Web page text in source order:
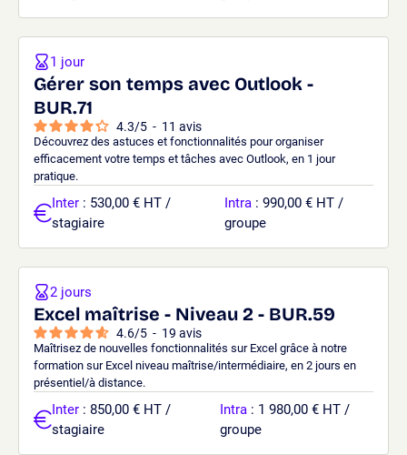
Gérer son temps avec Outlook -
BUR.71
4.3/5 - 11 avis
Découvrez des astuces et fonctionnalités pour organiser
efficacement votre temps et tâches avec Outlook, en 1 jour
pratique.
1 jour
Inter : 530,00 € HT /
stagiaire
Intra : 990,00 € HT /
groupe
Excel maîtrise - Niveau 2 - BUR.59
4.6/5 - 19 avis
Maîtrisez de nouvelles fonctionnalités sur Excel grâce à notre
formation sur Excel niveau maîtrise/intermédiaire, en 2 jours en
présentiel/à distance.
2 jours
Inter : 850,00 € HT /
stagiaire
Intra : 1 980,00 € HT /
groupe